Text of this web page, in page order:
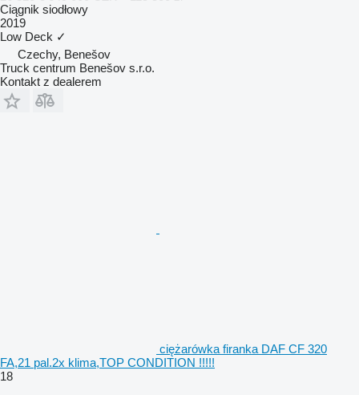
Ciągnik siodłowy
2019
Low Deck ✓
Czechy, Benešov
Truck centrum Benešov s.r.o.
Kontakt z dealerem
ciężarówka firanka DAF CF 320
FA,21 pal.2x klima,TOP CONDITION !!!!!
18